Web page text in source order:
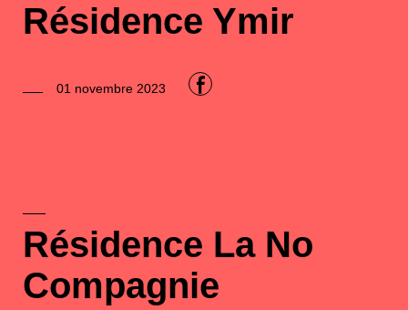
Résidence Ymir
01 novembre 2023 F
Résidence La No
Compagnie